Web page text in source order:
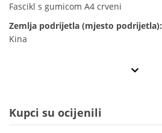
Fascikl s gumicom A4 crveni
Zemlja podrijetla (mjesto podrijetla):
Kina
Kupci su ocijenili